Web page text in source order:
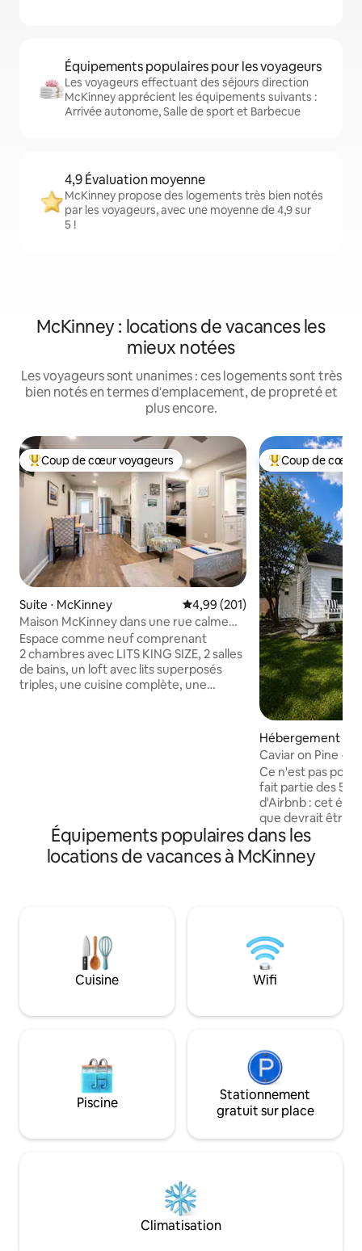
Équipements populaires pour les voyageurs
Les voyageurs effectuant des séjours direction
McKinney apprécient les équipements suivants :
Arrivée autonome, Salle de sport et Barbecue
4,9 Évaluation moyenne
McKinney propose des logements très bien notés
par les voyageurs, avec une moyenne de 4,9 sur
5 !
McKinney : locations de vacances les
mieux notées
Les voyageurs sont unanimes : ces logements sont très
bien notés en termes d'emplacement, de propreté et
plus encore.
Coups de cœur voyageurs les plus appréciés
Coup de cœur voyageurs
Suite ⋅ McKinney Évaluation moyenne sur la
4,99 (201)
Maison McKinney dans une rue calme
près du centre-ville
Espace comme neuf comprenant
2 chambres avec LITS KING SIZE, 2 salles
de bains, un loft avec lits superposés
triples, une cuisine complète, une
ne trouve pas souvent, tels que : eau
chaude ILLIMITÉE, stationnement dans
l'allée, portes EXTRA LARGES, entrée de
Coups de cœur
Coup de cœur
Hébergement ⋅
Caviar on Pine •
à pied • 9
Ce n'est pas pour
fait partie des 5
d'Airbnb : cet
que devrait être
durée. Ce séjour
comparerez
quelques
professionnelle,
soigneusement
produits de luxe
prendre soin de
anticipé avant
Équipements populaires dans les
locations de vacances à McKinney
Cuisine Wifi
Piscine
Stationnement
gratuit sur place
Climatisation